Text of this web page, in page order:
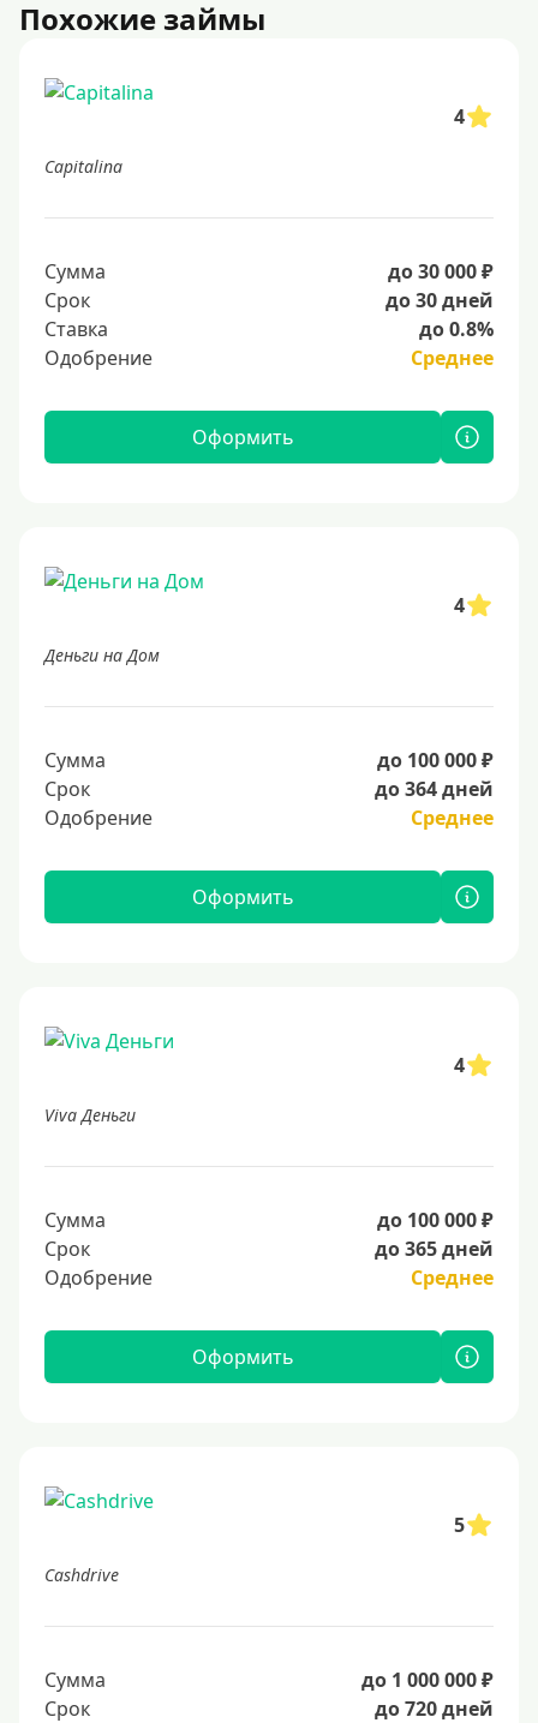
Похожие займы
4
Capitalina
Сумма
до 30 000 ₽
Срок
до 30 дней
Ставка
до 0.8%
Одобрение
Среднее
Оформить
4
Деньги на Дом
Сумма
до 100 000 ₽
Срок
до 364 дней
Одобрение
Среднее
Оформить
4
Viva Деньги
Сумма
до 100 000 ₽
Срок
до 365 дней
Одобрение
Среднее
Оформить
5
Cashdrive
Сумма
до 1 000 000 ₽
Срок
до 720 дней